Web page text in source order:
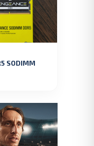
SODIMM
s